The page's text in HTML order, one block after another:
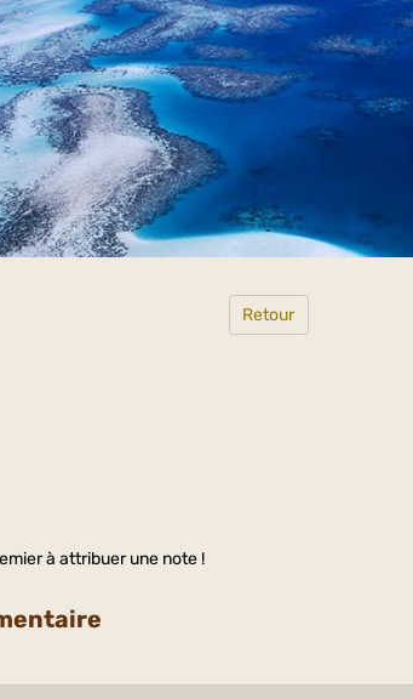
Retour
à attribuer une note !